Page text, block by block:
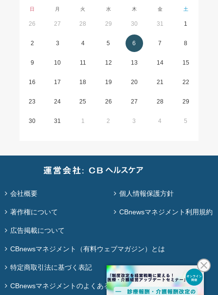
日 月 火 水 木 金 土
26 27 28 29 30 31 1
2 3 4 5 6 7 8
9 10 11 12 13 14 15
16 17 18 19 20 21 22
23 24 25 26 27 28 29
30 31 1 2 3 4 5
会社概要 個人情報保護方針
著作権について CBnewsマネジメント利用規約
広告掲載について
CBnewsマネジメント（有料ウェブマガジン）とは
特定商取引法に基づく表記
CBnewsマネジメントのよくある質問